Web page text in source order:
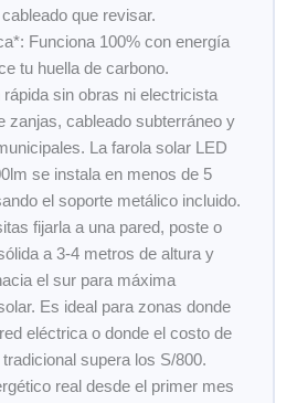
que revisar.
Funciona 100% con energía
tu huella de carbono.
rápida sin obras ni electricista
zanjas, cableado subterráneo y
La farola solar LED
se instala en menos de 5
el soporte metálico incluido.
fijarla a una pared, poste o
a 3-4 metros de altura y
el sur para máxima
Es ideal para zonas donde
eléctrica o donde el costo de
supera los S/800.
real desde el primer mes